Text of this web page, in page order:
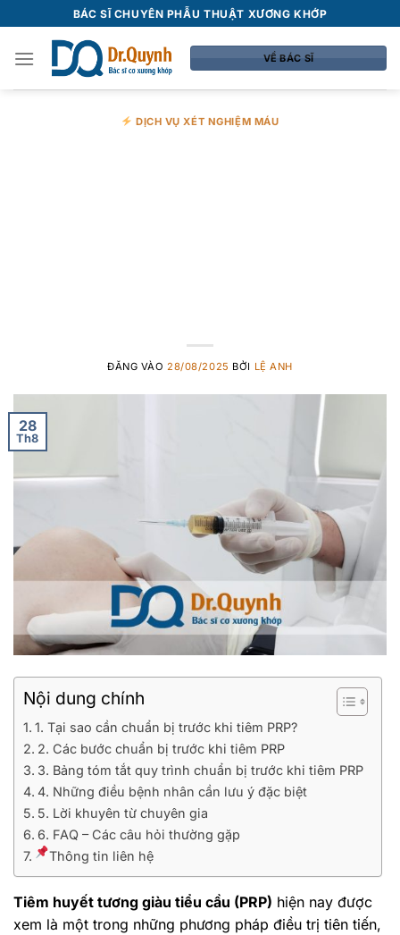
qua
nội
BÁC SĨ CHUYÊN PHẪU THUẬT XƯƠNG KHỚP
VỀ BÁC SĨ
DỊCH VỤ XÉT NGHIỆM MÁU
ĐĂNG VÀO 28/08/2025 BỞI LỆ ANH
28
Th8
Nội dung chính
1. Tại sao cần chuẩn bị trước khi tiêm PRP?
2. Các bước chuẩn bị trước khi tiêm PRP
3. Bảng tóm tắt quy trình chuẩn bị trước khi tiêm PRP
4. Những điều bệnh nhân cần lưu ý đặc biệt
5. Lời khuyên từ chuyên gia
6. FAQ – Các câu hỏi thường gặp
Thông tin liên hệ
Tiêm huyết tương giàu tiểu cầu (PRP) hiện nay được
xem là một trong những phương pháp điều trị tiên tiến,